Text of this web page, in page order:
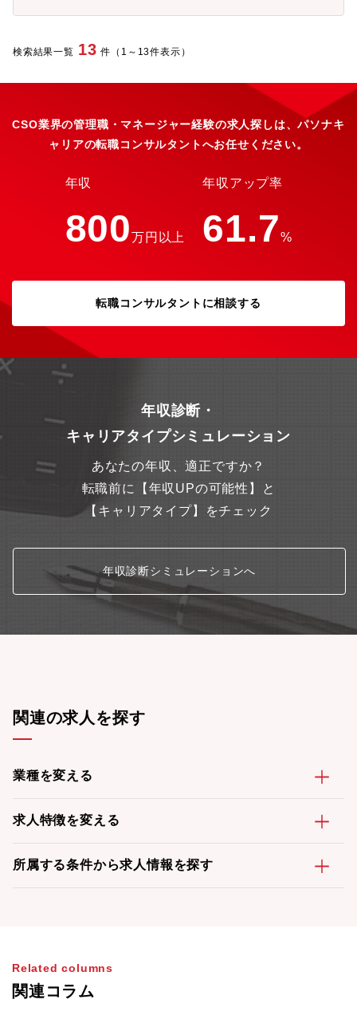
としてのキャリアも築きやすい環境です。
検索結果一覧 13 件（1～13件表示）
CSO業界の管理職・マネージャー経験の求人探しは、パソナキ
ャリアの転職コンサルタントへお任せください。
年収
800万円以上
年収アップ率
61.7%
転職コンサルタントに相談する
年収診断・
キャリアタイプシミュレーション
あなたの年収、適正ですか？
転職前に【年収UPの可能性】と
【キャリアタイプ】をチェック
年収診断シミュレーションへ
関連の求人を探す
業種を変える
求人特徴を変える
所属する条件から求人情報を探す
Related columns
関連コラム